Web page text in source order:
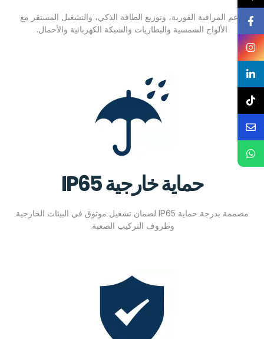
تدعم المراقبة الفورية، وتوزيع الطاقة الذكي، والتشغيل المستقر مع
الألواح الشمسية والبطاريات والشبكة الكهربائية والأحمال.
حماية خارجية IP65
مصممة بدرجة حماية IP65 لضمان تشغيل موثوق في البيئات الخارجية
وظروف التركيب الصعبة.